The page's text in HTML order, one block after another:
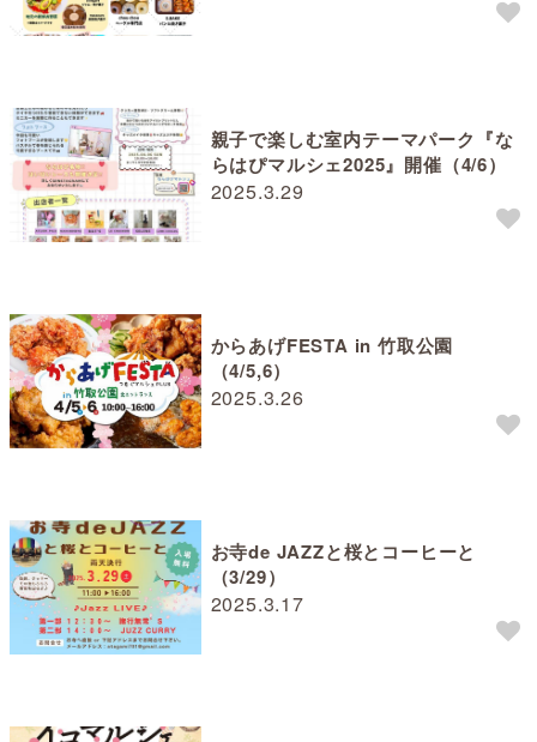
2025.3.29
親子で楽しむ室内テーマパーク『な
らはぴマルシェ2025』開催（4/6）
2025.3.26
からあげFESTA in 竹取公園
（4/5,6）
2025.3.17
お寺de JAZZと桜とコーヒーと
（3/29）